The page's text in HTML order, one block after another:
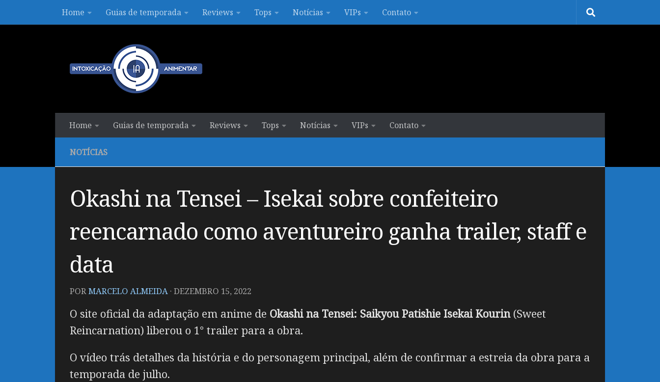
Skip to contentHome Guias de temporada Reviews Tops Notícias VIPs Contato
Home Guias de temporada Reviews Tops Notícias VIPs Contato
NOTÍCIAS
Okashi na Tensei – Isekai sobre confeiteiro
reencarnado como aventureiro ganha trailer, staff e
data
PORMARCELO ALMEIDA · DEZEMBRO 15, 2022
O site oficial da adaptação em anime de Okashi na Tensei: Saikyou Patishie Isekai Kourin(Sweet
Reincarnation) liberou o 1° trailer para a obra.
O vídeo trás detalhes da história e do personagem principal, além de confirmar a estreia da obra para a
temporada de julho.